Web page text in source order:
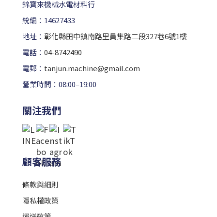
錦寶來機械水電材料行
統編：14627433
地址： 彰化縣田中鎮南路里員集路二段327巷6號1樓
電話： 04-8742490
電郵： tanjun.machine@gmail.com
營業時間：08:00–19:00
關注我們
顧客服務
條款與細則
隱私權政策